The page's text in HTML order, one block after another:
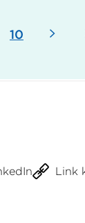
Pagina
10
Link